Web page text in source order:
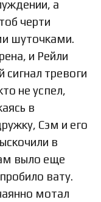
а
черти
шуточками.
и Рейли
тревоги
не успел,
в
Сэм и его
в
выло еще
вату.
мотал